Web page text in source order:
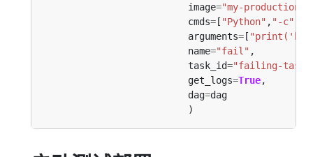
                          image
="my-
                          cmds
= [ "Python" , "-c"
                          arguments
= [
                          name
="fail"
                          task_id
="failing-task"
                          get_logs
=True
                          dag
=